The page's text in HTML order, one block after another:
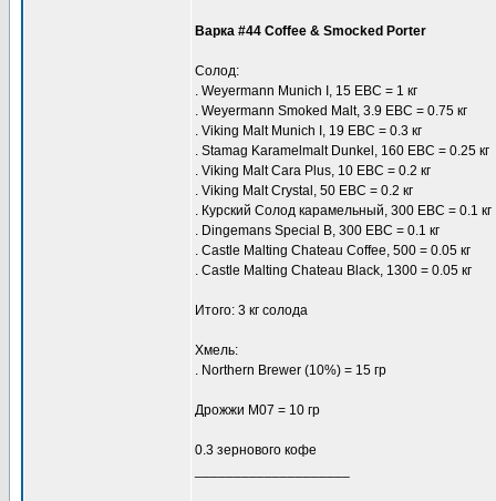
Варка #44 Coffee & Smocked Porter
Солод:
. Weyermann Munich I, 15 ЕBC = 1 кг
. Weyermann Smoked Malt, 3.9 EBC = 0.75 кг
. Viking Malt Munich I, 19 EBC = 0.3 кг
. Stamag Karamelmalt Dunkel, 160 EBC = 0.25 кг
. Viking Malt Cara Plus, 10 EBC = 0.2 кг
. Viking Malt Crystal, 50 EBC = 0.2 кг
. Курский Солод карамельный, 300 EBC = 0.1 кг
. Dingemans Special B, 300 EBC = 0.1 кг
. Сastle Malting Chateau Coffee, 500 = 0.05 кг
. Сastle Malting Chateau Black, 1300 = 0.05 кг
Итого: 3 кг солода
Хмель:
. Northern Brewer (10%) = 15 гр
Дрожжи M07 = 10 гр
0.3 зернового кофе